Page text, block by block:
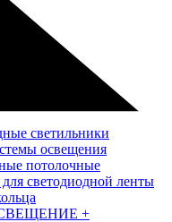
светильники
освещения
потолочные
светодиодной ленты
+